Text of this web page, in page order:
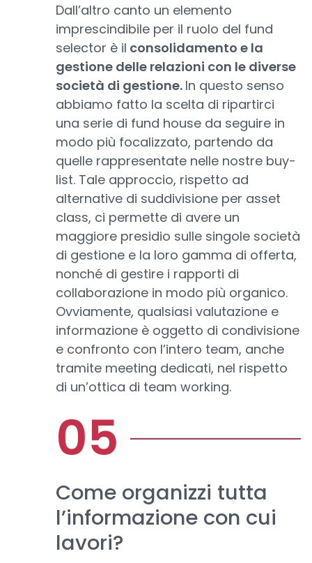
Dall’altro canto un elemento
imprescindibile per il ruolo del fund
selector è il consolidamento e la
gestione delle relazioni con le diverse
società di gestione. In questo senso
abbiamo fatto la scelta di ripartirci
una serie di fund house da seguire in
modo più focalizzato, partendo da
quelle rappresentate nelle nostre buy-
list. Tale approccio, rispetto ad
alternative di suddivisione per asset
class, ci permette di avere un
maggiore presidio sulle singole società
di gestione e la loro gamma di offerta,
nonché di gestire i rapporti di
collaborazione in modo più organico.
Ovviamente, qualsiasi valutazione e
informazione è oggetto di condivisione
e confronto con l’intero team, anche
tramite meeting dedicati, nel rispetto
di un’ottica di team working.
Come organizzi tutta
l’informazione con cui
lavori?